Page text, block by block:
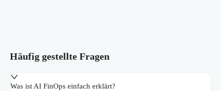
Häufig gestellte Fragen
Was ist AI FinOps einfach erklärt?